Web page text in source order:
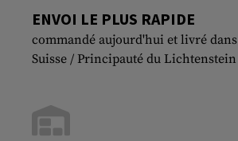
ENVOI LE PLUS RAPIDE
commandé aujourd'hui et livré
Suisse / Principauté du Lichtenstein